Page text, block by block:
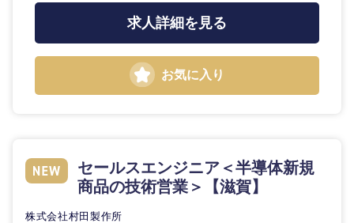
熊本県
鹿児島県 沖縄県
求人詳細を見る
お気に入り
セールスエンジニア＜半導体新規
商品の技術営業＞【滋賀】
株式会社村田製作所